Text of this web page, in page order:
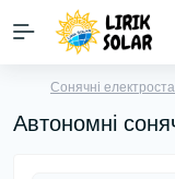
Сонячні
Автономні